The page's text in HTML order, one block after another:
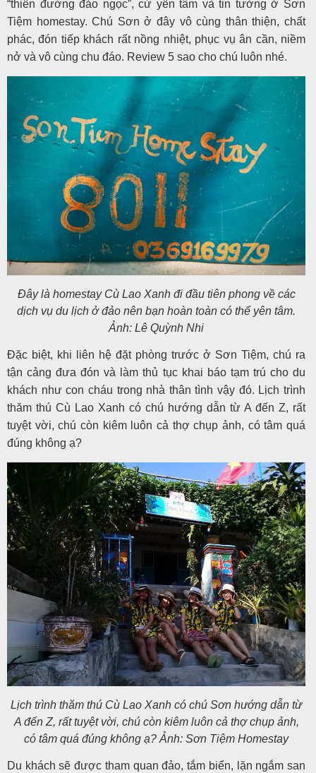
“thiên đường đảo ngọc”, cứ yên tâm và tin tưởng ở Sơn
Tiệm homestay. Chú Sơn ở đây vô cùng thân thiện, chất
phác, đón tiếp khách rất nồng nhiệt, phục vụ ân cần, niềm
nở và vô cùng chu đáo. Review 5 sao cho chú luôn nhé.
Đây là homestay Cù Lao Xanh đi đầu tiên phong về các
dịch vụ du lịch ở đảo nên bạn hoàn toàn có thể yên tâm.
Ảnh: Lê Quỳnh Nhi
Đặc biệt, khi liên hệ đặt phòng trước ở Sơn Tiệm, chú ra
tận cảng đưa đón và làm thủ tục khai báo tạm trú cho du
khách như con cháu trong nhà thân tình vậy đó. Lịch trình
thăm thú Cù Lao Xanh có chú hướng dẫn từ A đến Z, rất
tuyệt vời, chú còn kiêm luôn cả thợ chụp ảnh, có tâm quá
đúng không ạ?
Lịch trình thăm thú Cù Lao Xanh có chú Sơn hướng dẫn từ
A đến Z, rất tuyệt vời, chú còn kiêm luôn cả thợ chụp ảnh,
có tâm quá đúng không ạ? Ảnh: Sơn Tiệm Homestay
Du khách sẽ được tham quan đảo, tắm biển, lặn ngắm san